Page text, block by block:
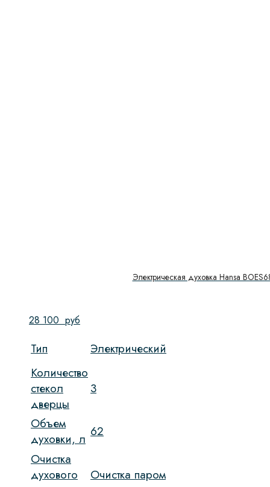
Электрическая духовка Hansa
28 100 руб
Тип
Электрический
Количество
стекол
дверцы
3
Объем
духовки, л 62
Очистка
духового
Очистка паром